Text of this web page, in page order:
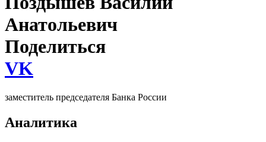
Анатольевич
Поделиться
VK
заместитель председателя Банка России
Аналитика